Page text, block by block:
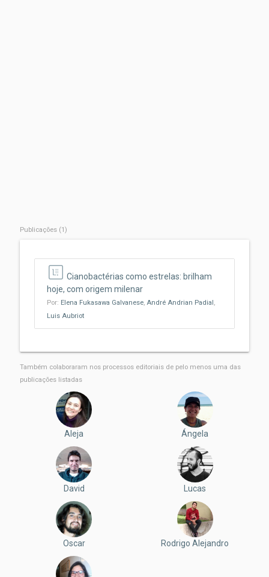
Publicações (1)
Cianobactérias como estrelas: brilham
hoje, com origem milenar
Por: Elena Fukasawa Galvanese, André Andrian Padial,
Luis Aubriot
Também colaboraram nos processos editoriais de pelo menos uma das
publicações listadas
Aleja Ángela
David Lucas
Oscar Rodrigo Alejandro